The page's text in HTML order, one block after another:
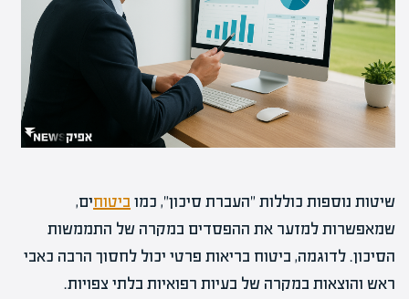
שיטות נוספות כוללות "העברת סיכון", כמו ביטוחים,
שמאפשרות למזער את ההפסדים במקרה של התממשות
הסיכון. לדוגמה, ביטוח בריאות פרטי יכול לחסוך הרבה כאבי
ראש והוצאות במקרה של בעיות רפואיות בלתי צפויות.